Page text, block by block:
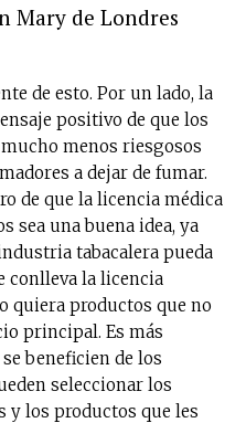
Mary de Londres
de esto. Por un lado, la
positivo de que los
menos riesgosos
a dejar de fumar.
de que la licencia médica
sea una buena idea, ya
tabacalera pueda
conlleva la licencia
quiera productos que no
principal. Es más
beneficien de los
seleccionar los
y los productos que les